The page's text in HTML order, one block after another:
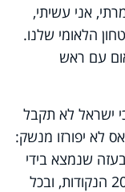
אני עשיתי,
הלאומי שלנו.
עם ראש
ישראל לא תקבל
לא יפורזו מנשק:
שנמצא בידי
החמאס. לא יהיה דבר כזה. גם בתוכנית 20 הנקודות, ובכל